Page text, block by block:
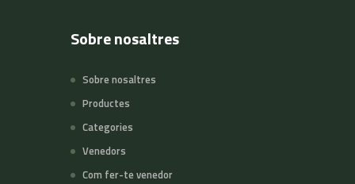
Sobre nosaltres
Sobre nosaltres
Productes
Categories
Venedors
Com fer-te venedor